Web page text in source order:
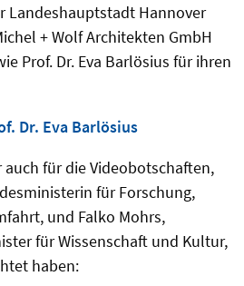
Landeshauptstadt Hannover
+ Wolf Architekten GmbH
Prof. Dr. Eva Barlösius für ihren
Dr. Eva Barlösius
für die Videobotschaften,
für Forschung,
und Falko Mohrs,
für Wissenschaft und Kultur,
haben: